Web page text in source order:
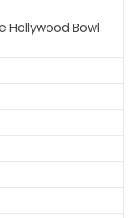
Hollywood Bowl